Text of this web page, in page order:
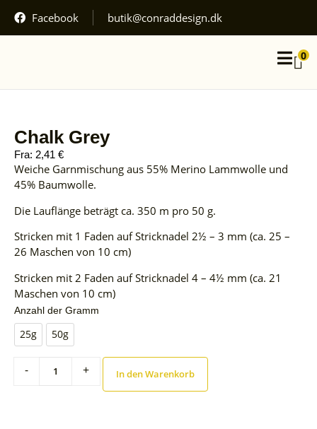
Facebook butik@conraddesign.dk
0
Kurven
an
der
Kasse
Zur
Warenkorb
Chalk Grey
Fra: 2,41 €
Weiche Garnmischung aus 55% Merino Lammwolle und
45% Baumwolle.
Die Lauflänge beträgt ca. 350 m pro 50 g.
Stricken mit 1 Faden auf Stricknadel 2½ – 3 mm (ca. 25 –
26 Maschen von 10 cm)
Stricken mit 2 Faden auf Stricknadel 4 – 4½ mm (ca. 21
Maschen von 10 cm)
Anzahl der Gramm
25g 50g
- + In den Warenkorb